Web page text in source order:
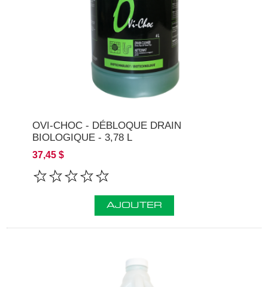
OVI-CHOC - DÉBLOQUE DRAIN
BIOLOGIQUE - 3,78 L
37,45 $
AJOUTER